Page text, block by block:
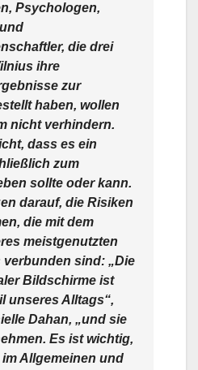
Psychologen,
die drei
ihre
zur
haben, wollen
nicht verhindern.
dass es ein
zum
sollte oder kann.
darauf, die Risiken
die mit dem
meistgenutzten
verbunden sind: „Die
Bildschirme ist
unseres Alltags“,
Dahan, „und sie
Es ist wichtig,
Allgemeinen und